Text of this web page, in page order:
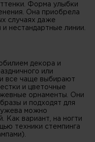
Форма улыбки
Она приобрела
случаях даже
нестандартные линии.
декора и
или
все чаще выбирают
и цветочные
орнаменты. Они
и подходят для
можно
Как вариант, на ногти
техники стемпинга